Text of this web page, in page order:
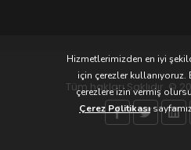
Tüm hakları Saklıdır. ©
Hizmetlerimizden en iyi
için çerezler
çerezlere izin vermiş
Çerez Politikası